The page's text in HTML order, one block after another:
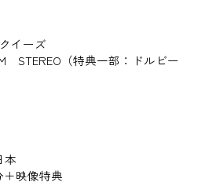
イーズ
STEREO（特典一部：ドルビー
本
映像特典